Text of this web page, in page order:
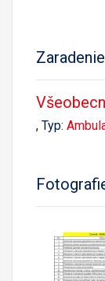
Zaradenie
, Typ: